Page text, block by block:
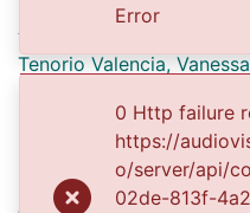
Authors
Tenorio Valencia, Vanessa
Publisher
Biblioteca
Error
0 Http failure
https://
o/server/api/
02de-813f-